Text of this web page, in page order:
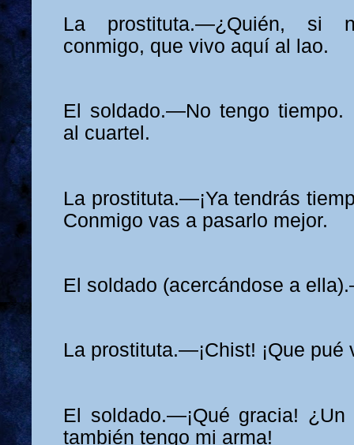
La prostituta.—¿Quién, si
conmigo, que vivo aquí al lao.
El soldado.—No tengo tiempo.
al cuartel.
La prostituta.—¡Ya tendrás
Conmigo vas a pasarlo mejor.
El soldado (acercándose a
La prostituta.—¡Chist! ¡Que pué
El soldado.—¡Qué gracia! ¿Un
también tengo mi arma!